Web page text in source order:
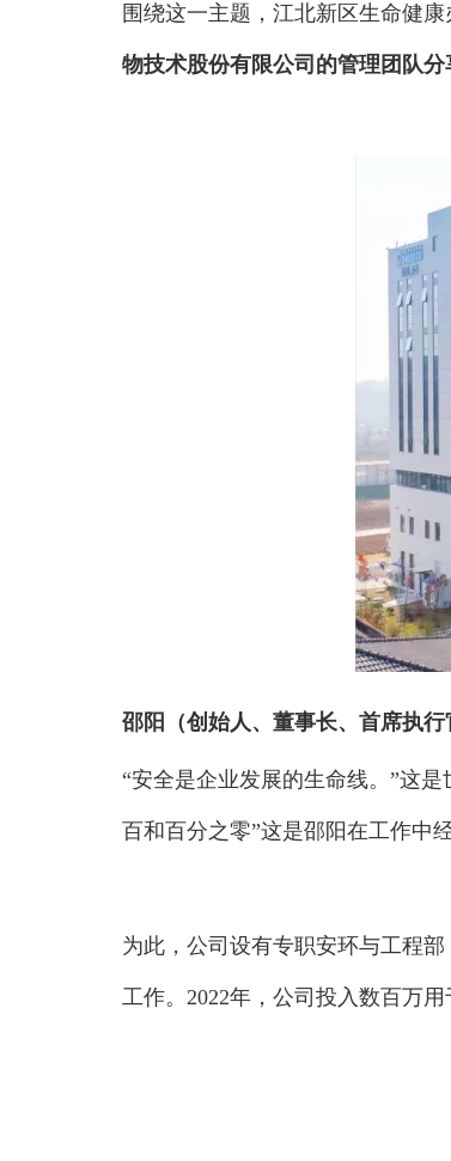
围绕这一主题，江北新区生命健
物技术股份有限公司的管理团队分
邵阳（创始人、董事长、首席执行
“安全是企业发展的生命线。”这
百和百分之零”这是邵阳在工作中
为此，公司设有专职安环与工程
工作。2022年，公司投入数百万